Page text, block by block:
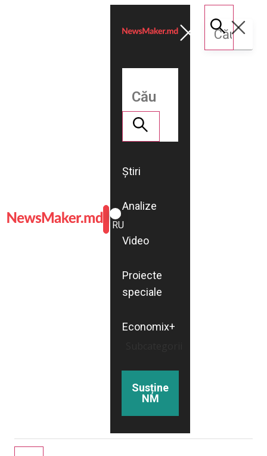
ROMÂNĂ
RU
Știri
Analize
Video
Proiecte
speciale
Economix+
Susține
NM